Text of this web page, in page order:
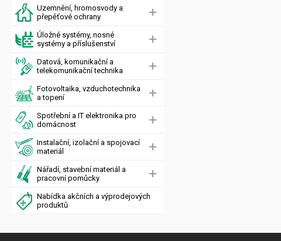
Uzemnění, hromosvody a
přepěťové ochrany
Úložné systémy, nosné
systémy a příslušenství
Datová, komunikační a
telekomunikační technika
Fotovoltaika, vzduchotechnika
a topení
Spotřební a IT elektronika pro
domácnost
Instalační, izolační a spojovací
materiál
Nářadí, stavební materiál a
pracovní pomůcky
Nabídka akčních a výprodejových
produktů